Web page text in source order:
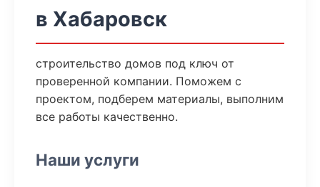
в Хабаровск
строительство домов под ключ от
проверенной компании. Поможем с
проектом, подберем материалы, выполним
все работы качественно.
Наши услуги